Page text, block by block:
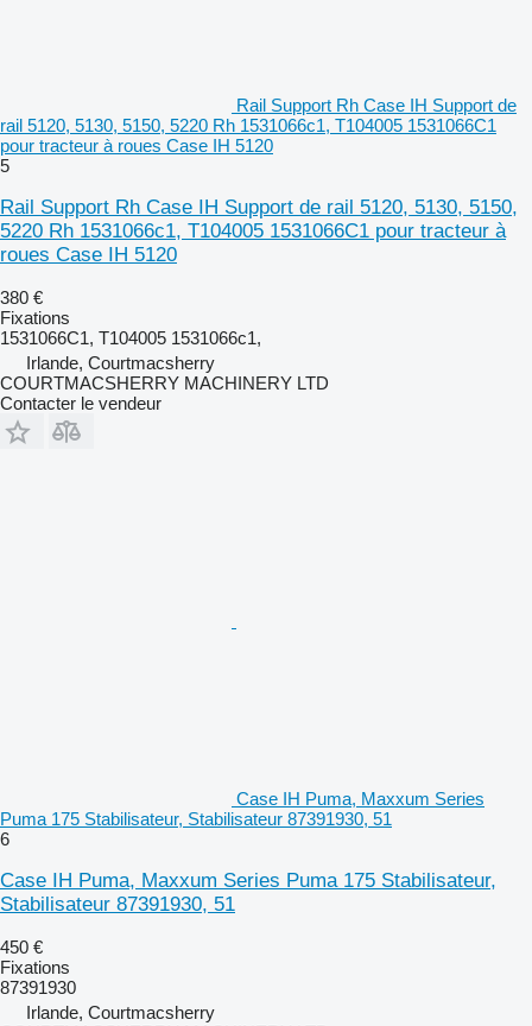
Rail Support Rh Case IH Support de
rail 5120, 5130, 5150, 5220 Rh 1531066c1, T104005 1531066C1
pour tracteur à roues Case IH 5120
5
Rail Support Rh Case IH Support de rail 5120, 5130, 5150,
5220 Rh 1531066c1, T104005 1531066C1 pour tracteur à
roues Case IH 5120
380 €
Fixations
1531066C1, T104005 1531066c1,
Irlande, Courtmacsherry
COURTMACSHERRY MACHINERY LTD
Contacter le vendeur
Case IH Puma, Maxxum Series
Puma 175 Stabilisateur, Stabilisateur 87391930, 51
6
Case IH Puma, Maxxum Series Puma 175 Stabilisateur,
Stabilisateur 87391930, 51
450 €
Fixations
87391930
Irlande, Courtmacsherry